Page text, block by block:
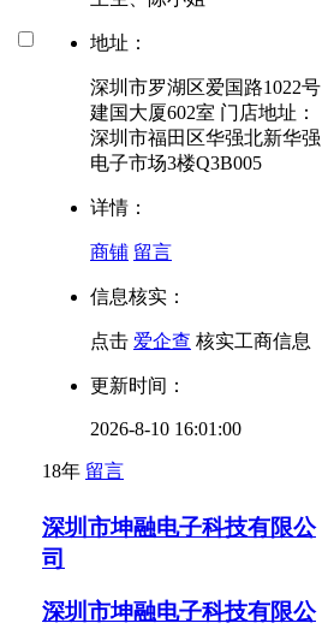
地址：
深圳市罗湖区爱国路1022号
建国大厦602室 门店地址：
深圳市福田区华强北新华强
电子市场3楼Q3B005
详情：
商铺 留言
信息核实：
点击 爱企查 核实工商信息
更新时间：
2026-8-10 16:01:00
18年 留言
深圳市坤融电子科技有限公
司
深圳市坤融电子科技有限公